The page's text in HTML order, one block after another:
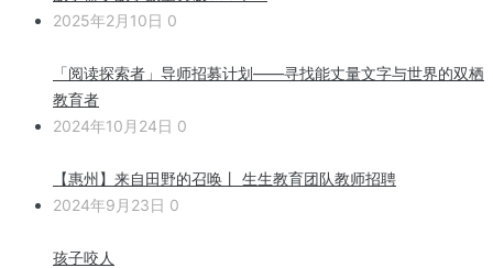
2025年2月10日 0
「阅读探索者」导师招募计划——寻找能丈量文字与世界的双栖
教育者
2024年10月24日 0
【惠州】来自田野的召唤丨 生生教育团队教师招聘
2024年9月23日 0
孩子咬人